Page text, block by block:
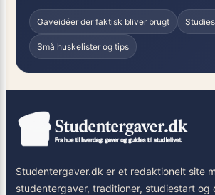
Gaveidéer der faktisk bliver brugt
Små huskelister og tips
Studentergaver.dk er et redaktionelt site
studentergaver, traditioner, studiestart og